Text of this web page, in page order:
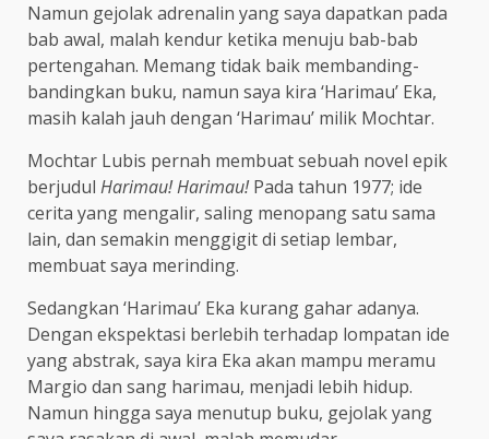
Namun gejolak adrenalin yang saya dapatkan pada
bab awal, malah kendur ketika menuju bab-bab
pertengahan. Memang tidak baik membanding-
bandingkan buku, namun saya kira ‘Harimau’ Eka,
masih kalah jauh dengan ‘Harimau’ milik Mochtar.
Mochtar Lubis pernah membuat sebuah novel epik
berjudul Harimau! Harimau!Pada tahun 1977; ide
cerita yang mengalir, saling menopang satu sama
lain, dan semakin menggigit di setiap lembar,
membuat saya merinding.
Sedangkan ‘Harimau’ Eka kurang gahar adanya.
Dengan ekspektasi berlebih terhadap lompatan ide
yang abstrak, saya kira Eka akan mampu meramu
Margio dan sang harimau, menjadi lebih hidup.
Namun hingga saya menutup buku, gejolak yang